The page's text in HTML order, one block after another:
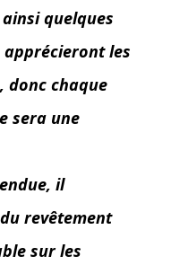
quelques
les
donc chaque
sera une
il
revêtement
sur les